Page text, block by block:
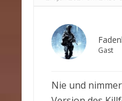
Gast
Nie und